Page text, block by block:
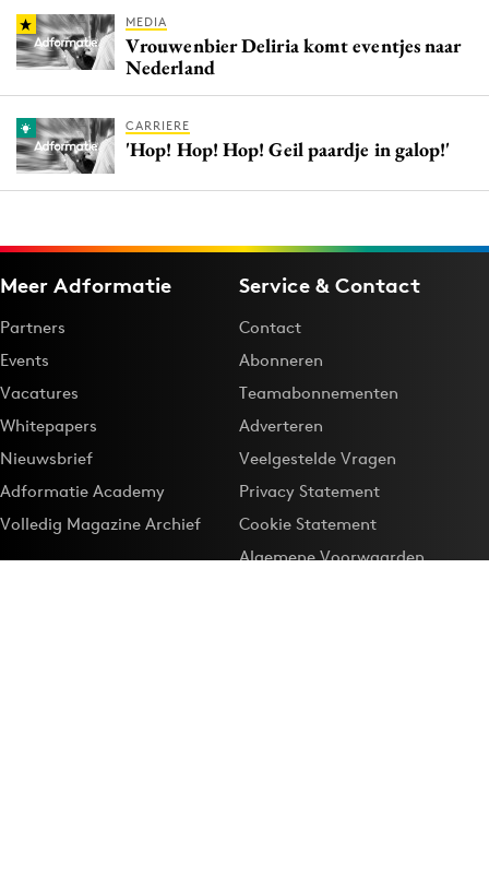
MEDIA
Vrouwenbier Deliria komt eventjes naar
Nederland
CARRIERE
'Hop! Hop! Hop! Geil paardje in galop!'
Meer Adformatie
Partners
Events
Vacatures
Whitepapers
Nieuwsbrief
Adformatie Academy
Volledig Magazine Archief
Service & Contact
Contact
Abonneren
Teamabonnementen
Adverteren
Veelgestelde Vragen
Privacy Statement
Cookie Statement
Algemene Voorwaarden